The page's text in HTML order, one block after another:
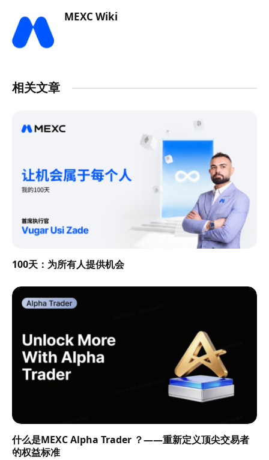
MEXC Wiki
相关文章
100天：为所有人提供机会
什么是MEXC Alpha Trader ？——重新定义顶尖交易者
的权益标准